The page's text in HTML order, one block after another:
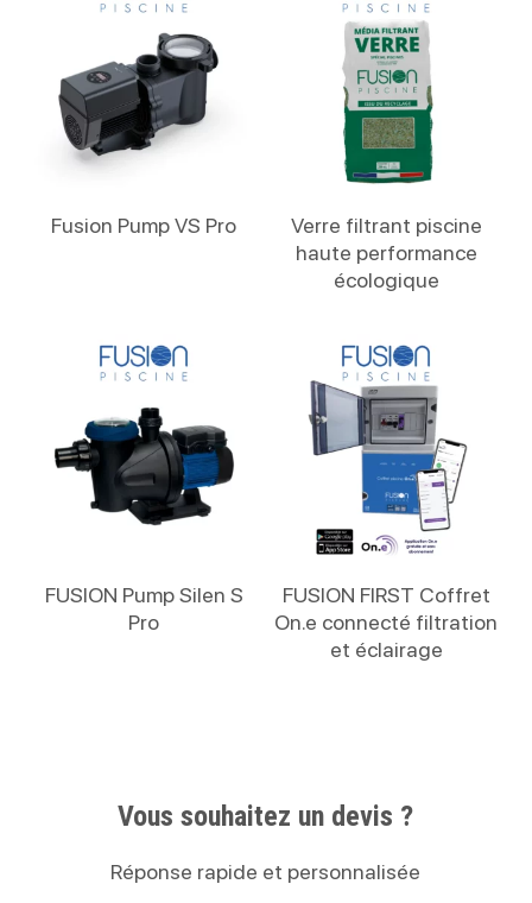
Fusion Pump VS Pro
Verre filtrant piscine
haute performance
écologique
FUSION Pump Silen S
Pro
FUSION FIRST Coffret
On.e connecté filtration
et éclairage
Vous souhaitez un devis ?
Réponse rapide et personnalisée